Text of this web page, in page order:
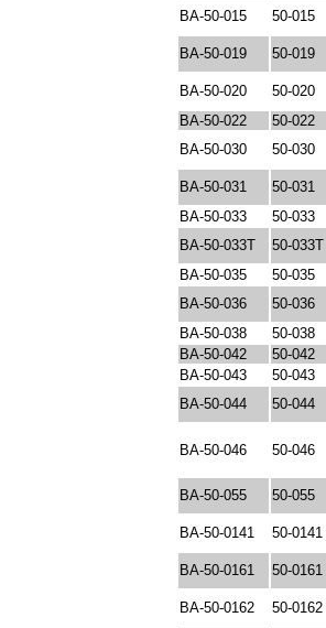
BA-50-015
50-015
BA-50-019
50-019
BA-50-020
50-020
BA-50-022
50-022
BA-50-030
50-030
BA-50-031
50-031
BA-50-033
50-033
BA-50-033T
50-033T
BA-50-035
50-035
BA-50-036
50-036
BA-50-038
50-038
BA-50-042
50-042
BA-50-043
50-043
BA-50-044
50-044
BA-50-046 50-046
BA-50-055 50-055
BA-50-0141 50-0141
BA-50-0161
50-0161
BA-50-0162 50-0162